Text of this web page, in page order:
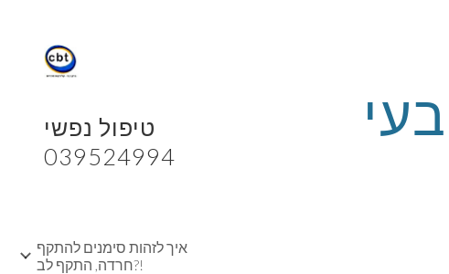
טיפול נפשי
039524994
איך לזהות סימנים להתקף
חרדה, התקף לב?!